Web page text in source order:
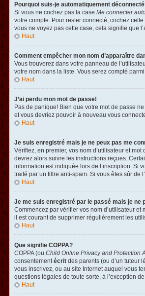
Pourquoi suis-je automatiquement
Si vous ne cochez pas la case Me connecter
votre compte. Pour rester connecté, cochez
vous ne voyez pas cette case, cela signifie que
Haut
Comment empêcher mon nom d’apparaître
Vous trouverez dans votre panneau de
votre nom dans la liste. Vous serez compté
Haut
J’ai perdu mon mot de passe!
Pas de panique! Bien que votre mot de passe
et vous devriez pouvoir à nouveau vous
Haut
Je suis enregistré mais je ne peux pas me
Vérifiez, en premier, vos nom d’utilisateur et
devrez alors suivre les instructions reçues.
information est indiquée lors de l’inscription. Si
traité par un filtre anti-spam. Si vous êtes sûr de
Haut
Je me suis enregistré par le passé mais je ne
Commencez par vérifier vos nom d’utilisateur
il est courant de supprimer régulièrement les
Haut
Que signifie COPPA?
COPPA (ou Child Online Privacy and Protection
consentement écrit des parents (ou d’un tuteur
vous inscrivez, ou au site Internet auquel vous
questions légales de toute sorte, à l’exception
Haut